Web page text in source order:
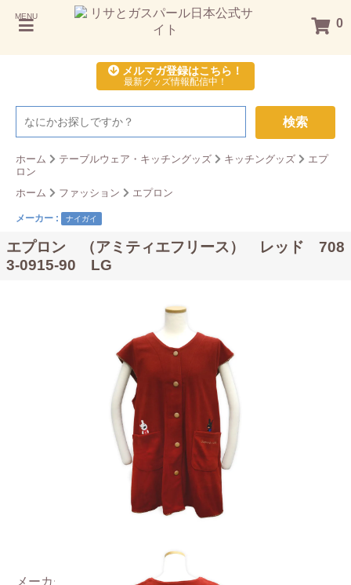
MENU 0
メルマガ登録はこちら！
最新グッズ情報配信中！
検索
ホーム テーブルウェア・キッチングッズ キッチングッズ
エプ
ロン
ホーム
ファッション エプロン
メーカー : ナイガイ
エプロン （アミティエフリース） レッド 708
3-0915-90 LG
メーカー